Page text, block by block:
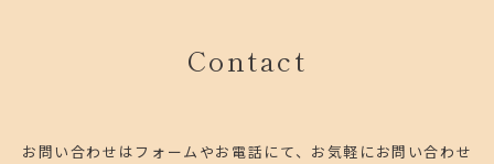
Contact
お問い合わせはフォームやお電話にて、お気軽にお問い合わせ